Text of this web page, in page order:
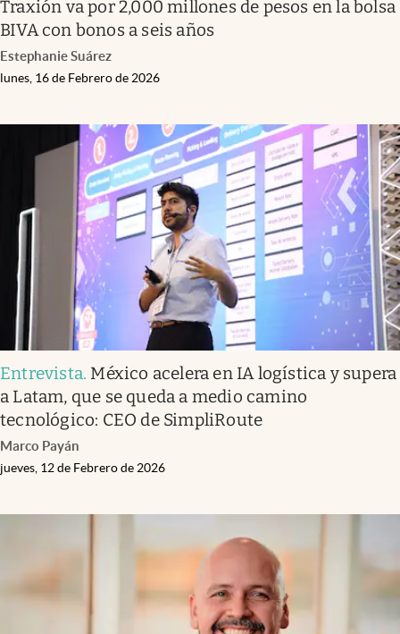
Traxión va por 2,000 millones de pesos en la bolsa
BIVA con bonos a seis años
Estephanie Suárez
lunes, 16 de Febrero de 2026
Entrevista. México acelera en IA logística y supera
a Latam, que se queda a medio camino
tecnológico: CEO de SimpliRoute
Marco Payán
jueves, 12 de Febrero de 2026